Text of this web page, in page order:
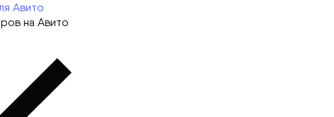
Авито
на Авито